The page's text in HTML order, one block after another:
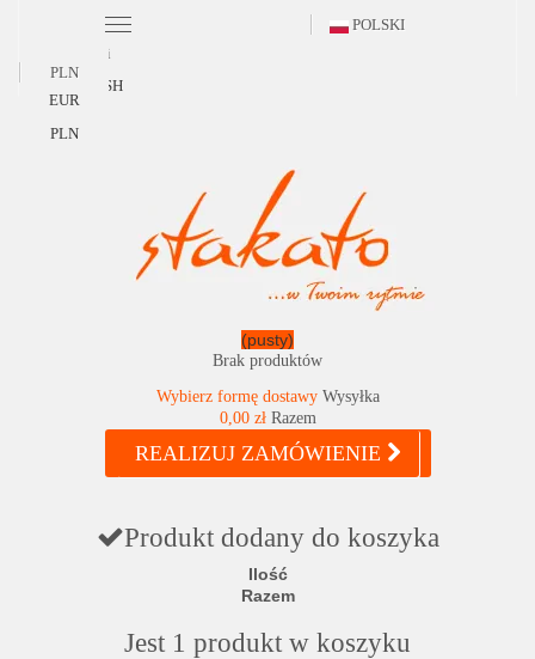
POLSKI
Polski
ENGLISH
PLN
EUR
PLN
(pusty)
Brak produktów
Wybierz formę dostawy Wysyłka
0,00 zł Razem
REALIZUJ ZAMÓWIENIE
Produkt dodany do koszyka
Ilość
Razem
Jest 1 produkt w koszyku